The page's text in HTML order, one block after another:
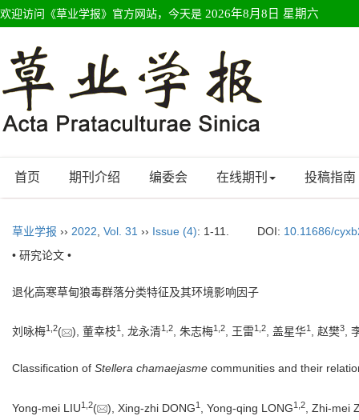
欢迎访问《草业学报》官方网站，今天是 2026年8月8日 星期六
首页 期刊介绍 编委会 在线期刊 投稿指南
草业学报 ›› 2022 Vol. 31 ›› Issue (4): 1-11. DOI: 10.11686/
• 研究论文 •
退化高寒草甸狼毒群落分类特征及其环境影响因子
刘咏梅1 2( ), 董幸枝1 , 龙永清1 2, 朱志梅1 2, 王雷1 2, 盖星华1 , 赵樊3,
Classification of Stellera chamaejasme communities and their
Yong-mei LIU1 2( ), Xing-zhi DONG1 , Yong-qing LONG1 2 , Zhi-mei